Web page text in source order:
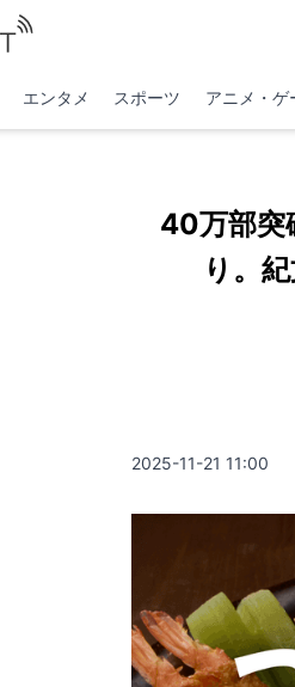
エンタメ スポーツ アニメ・ゲ
40万部突
り。
2025-11-21 11:00